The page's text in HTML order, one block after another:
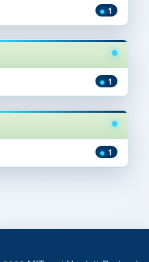
1
1
1